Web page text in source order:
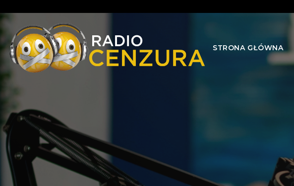
STRONA GŁÓWNA